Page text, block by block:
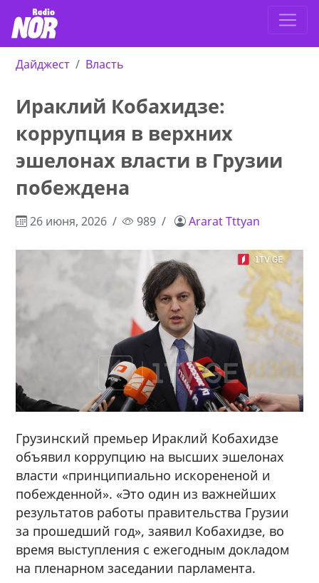
Дайджест Власть
Ираклий Кобахидзе:
коррупция в верхних
эшелонах власти в Грузии
побеждена
26 июня, 2026 989 Ararat Tttyan
Грузинский премьер Ираклий Кобахидзе
объявил коррупцию на высших эшелонах
власти «принципиально искорененой и
побежденной». «Это один из важнейших
результатов работы правительства Грузии
за прошедший год», заявил Кобахидзе, во
время выступления с ежегодным докладом
на пленарном заседании парламента.